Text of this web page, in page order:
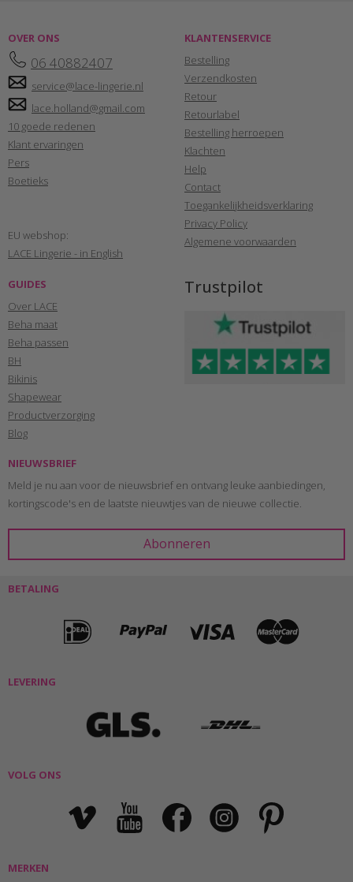
OVER ONS
06 40882407
service@lace-lingerie.nl
lace.holland@gmail.com
10 goede redenen
Klant ervaringen
Pers
Boetieks
EU webshop:
LACE Lingerie - in English
KLANTENSERVICE
Bestelling
Verzendkosten
Retour
Retourlabel
Bestelling herroepen
Klachten
Help
Contact
Toegankelijkheidsverklaring
Privacy Policy
Algemene voorwaarden
GUIDES
Over LACE
Beha maat
Beha passen
BH
Bikinis
Shapewear
Productverzorging
Blog
Trustpilot
NIEUWSBRIEF
Meld je nu aan voor de nieuwsbrief en ontvang leuke aanbiedingen,
kortingscode's en de laatste nieuwtjes van de nieuwe collectie.
BETALING
LEVERING
VOLG ONS
MERKEN